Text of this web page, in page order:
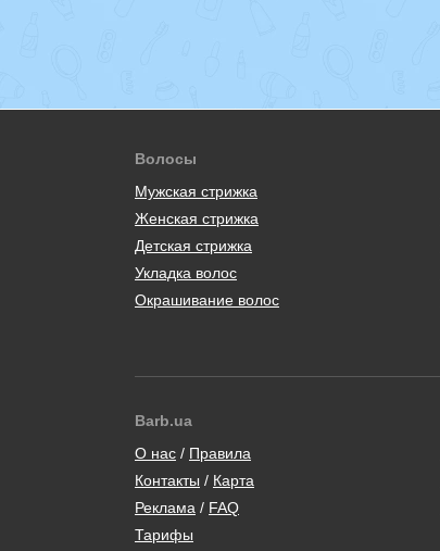
Волосы
Мужская стрижка
Женская стрижка
Детская стрижка
Укладка волос
Окрашивание волос
Barb.ua
/
Контакты / Карта
/
Тарифы